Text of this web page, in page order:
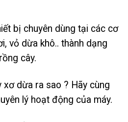
bị chuyên dùng tại các cơ
vỏ dừa khô.. thành dạng
cây.
xơ dừa ra sao ? Hãy cùng
lý hoạt động của máy.